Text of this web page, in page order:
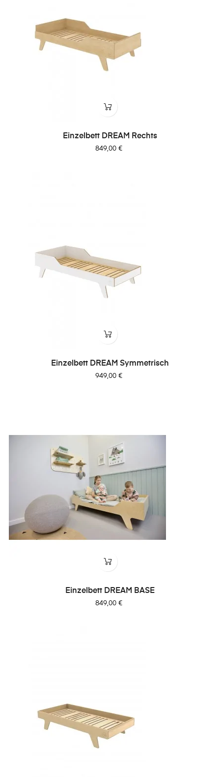
Einzelbett DREAM Rechts
Preis
849,00 €
Einzelbett DREAM Symmetrisch
Preis
949,00 €
Einzelbett DREAM BASE
Preis
849,00 €